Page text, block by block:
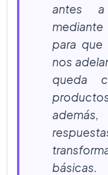
antes a
para que
nos
queda
básicas.